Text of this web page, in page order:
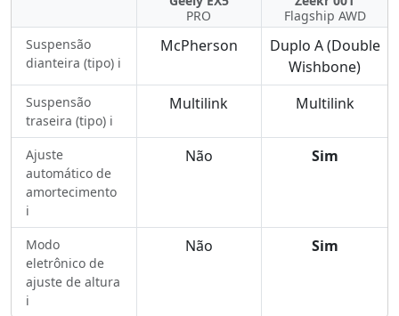
PRO
Flagship AWD
Suspensão
dianteira (tipo) ℹ️
McPherson
Duplo A (Double
Wishbone)
Suspensão
traseira (tipo) ℹ️
Multilink Multilink
Ajuste
automático de
amortecimento
ℹ️
Não Sim
Modo
eletrônico de
ajuste de altura
ℹ️
Não Sim